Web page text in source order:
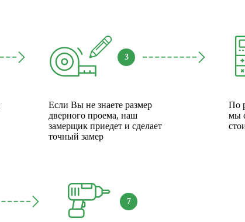
3
Если Вы не знаете размер
дверного проема, наш
замерщик приедет и сделает
точный замер
По
мы
7